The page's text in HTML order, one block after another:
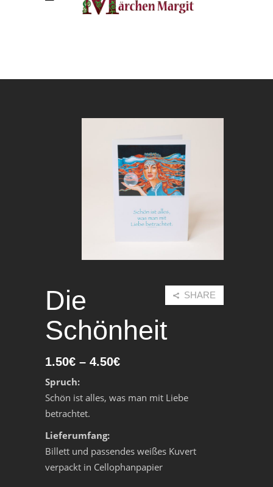
Die
Schönheit
SHARE
1.50€ – 4.50€
Spruch:
Schön ist alles, was man mit Liebe
betrachtet.
Lieferumfang:
Billett und passendes weißes Kuvert
verpackt in Cellophanpapier